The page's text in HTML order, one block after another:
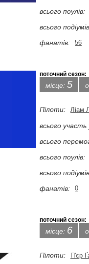
всього поулів:
всього
фанатів:
56
поточний сезон:
місце: 5
Пілоти: Ліам
всього участь
всього
всього поулів:
всього
фанатів:
0
поточний сезон:
місце: 6
Пілоти: П'єр